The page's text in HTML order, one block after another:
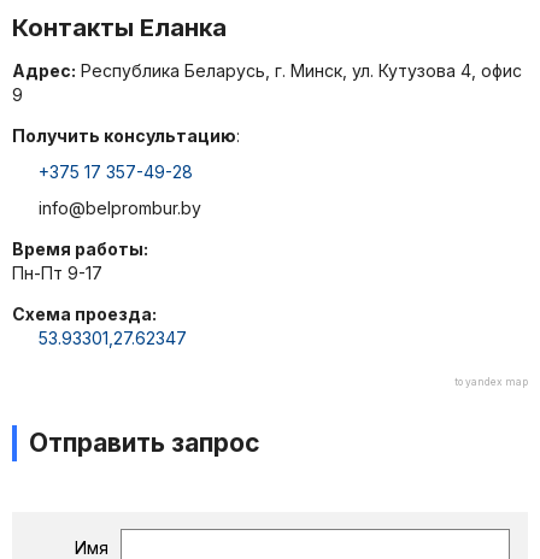
Контакты Еланка
Адрес: Республика Беларусь, г. Минск, ул. Кутузова 4, офис
9
Получить консультацию:
+375 17 357-49-28
info@belprombur.by
Время работы:
Пн-Пт 9-17
Схема проезда:
53.93301,27.62347
to yandex map
Отправить запрос
Имя